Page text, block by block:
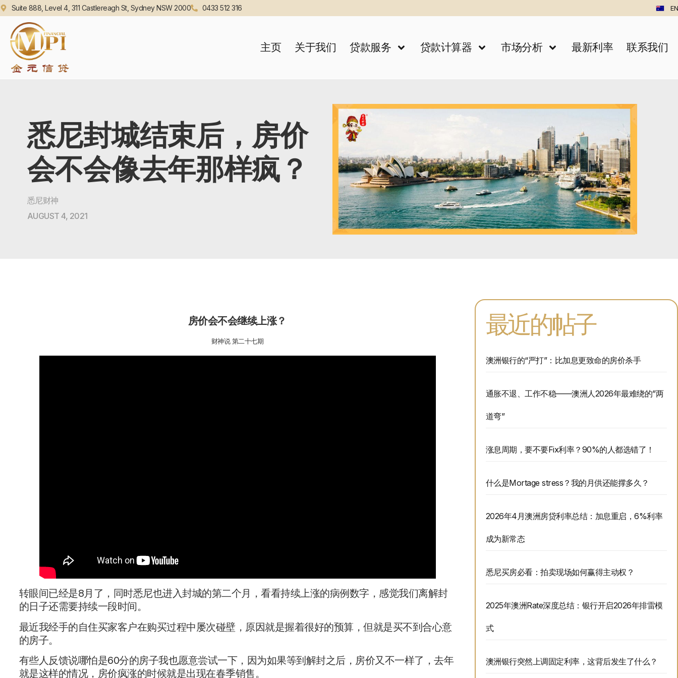
Suite 888, Level 4, 311 Castlereagh St, Sydney NSW 2000 0433 512 316 EN
主页 关于我们 贷款服务 贷款计算器 市场分析 最新利率 联系我们
悉尼封城结束后，房价
会不会像去年那样疯？
悉尼财神
AUGUST 4, 2021
房价会不会继续上涨？
财神说 第二十七期
转眼间已经是8月了，同时悉尼也进入封城的第二个月，看看持续上涨的病例数字，感觉我们离解封
的日子还需要持续一段时间。
最近我经手的自住买家客户在购买过程中屡次碰壁，原因就是握着很好的预算，但就是买不到合心意
的房子。
有些人反馈说哪怕是60分的房子我也愿意尝试一下，因为如果等到解封之后，房价又不一样了，去年
就是这样的情况，房价疯涨的时候就是出现在春季销售。
最近的帖子
澳洲银行的“严打”：比加息更致命的房价杀手
通胀不退、工作不稳——澳洲人2026年最难绕的”两
道弯”
涨息周期，要不要Fix利率？90%的人都选错了！
什么是Mortage stress？我的月供还能撑多久？
2026年4月澳洲房贷利率总结：加息重启，6%利率
成为新常态
悉尼买房必看：拍卖现场如何赢得主动权？
2025年澳洲Rate深度总结：银行开启2026年排雷模
式
澳洲银行突然上调固定利率，这背后发生了什么？